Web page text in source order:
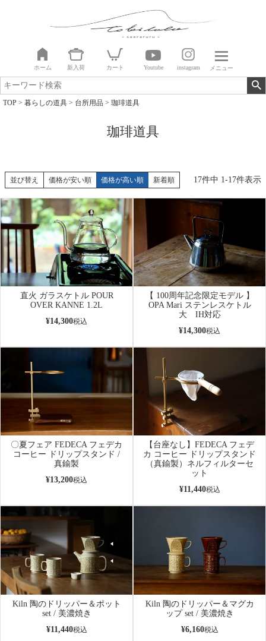
ホーム 新入荷 カート Youtube instagram メニュー
TOP 暮らしの道具 台所用品 珈琲道具
珈琲道具
並び替え 価格が安い順 価格が高い順 新着順 17件中 1-17件表示
直火 ガラスケトル POUR
OVER KANNE 1.2L
¥14,300税込
【 100周年記念限定モデル 】
OPA Mari ステンレスケトル
大 IH対応
¥14,300税込
〇夏フェア FEDECA フェデカ
コーヒー ドリップスタンド /
真鍮製
¥13,200税込
【台座なし】FEDECA フェデ
カ コーヒー ドリップスタンド
（真鍮製）ネルフィルターセ
ット
¥11,440税込
Kiln 陶のドリッパー＆ポット
set / 美濃焼き
¥11,440税込
Kiln 陶のドリッパー＆マグカ
ップ set / 美濃焼き
¥6,160税込